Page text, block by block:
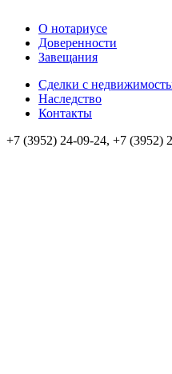
О нотариусе
Доверенности
Завещания
Сделки с
Наследство
Контакты
+7 (3952) 24-09-24, +7 (3952)